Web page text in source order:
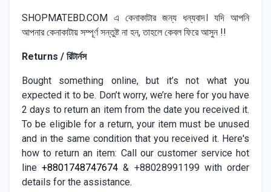
SHOPMATEBD.COM এ কেনাকাটার জন্য ধন্যবাদ। যদি আপনি
আপনার কেনাকাটায় সম্পূর্ণ সন্তুষ্ট না হন, তাহলে কেবল ফিরে আসুন !!
Returns / রিটার্নস
Bought something online, but it’s not what you
expected it to be. Don’t worry, we’re here for you have
2 days to return an item from the date you received it.
To be eligible for a return, your item must be unused
and in the same condition that you received it. Here's
how to return an item: Call our customer service hot
line+8801748747674 & +88028991199 with order
details for the assistance.